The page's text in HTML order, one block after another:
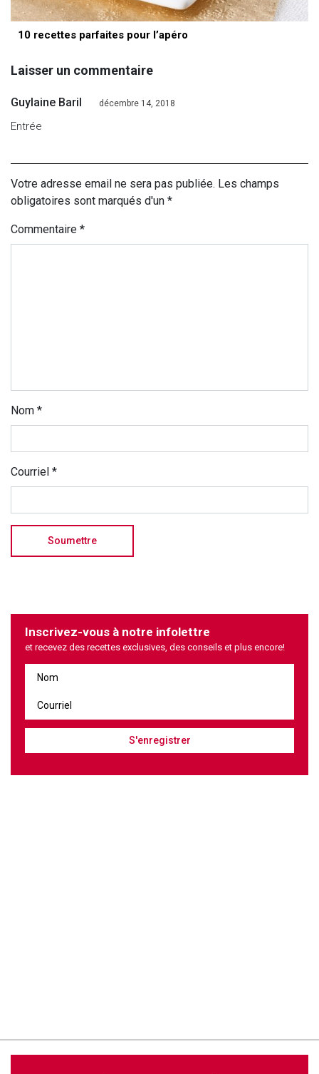
10 recettes parfaites pour l’apéro
Laisser un commentaire
Guylaine Baril décembre 14, 2018
Entrée
Votre adresse email ne sera pas publiée. Les champs
obligatoires sont marqués d'un *
Commentaire *
Nom *
Courriel *
Inscrivez-vous à notre infolettre
et recevez des recettes exclusives, des conseils et plus encore!